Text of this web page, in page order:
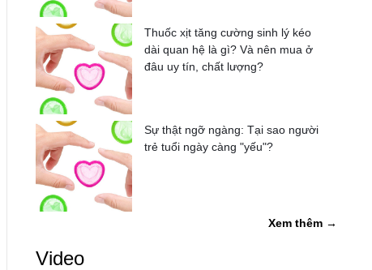
Thuốc xịt tăng cường sinh lý kéo
dài quan hệ là gì? Và nên mua ở
đâu uy tín, chất lượng?
Sự thật ngỡ ngàng: Tại sao người
trẻ tuổi ngày càng "yếu"?
Xem thêm →
Video